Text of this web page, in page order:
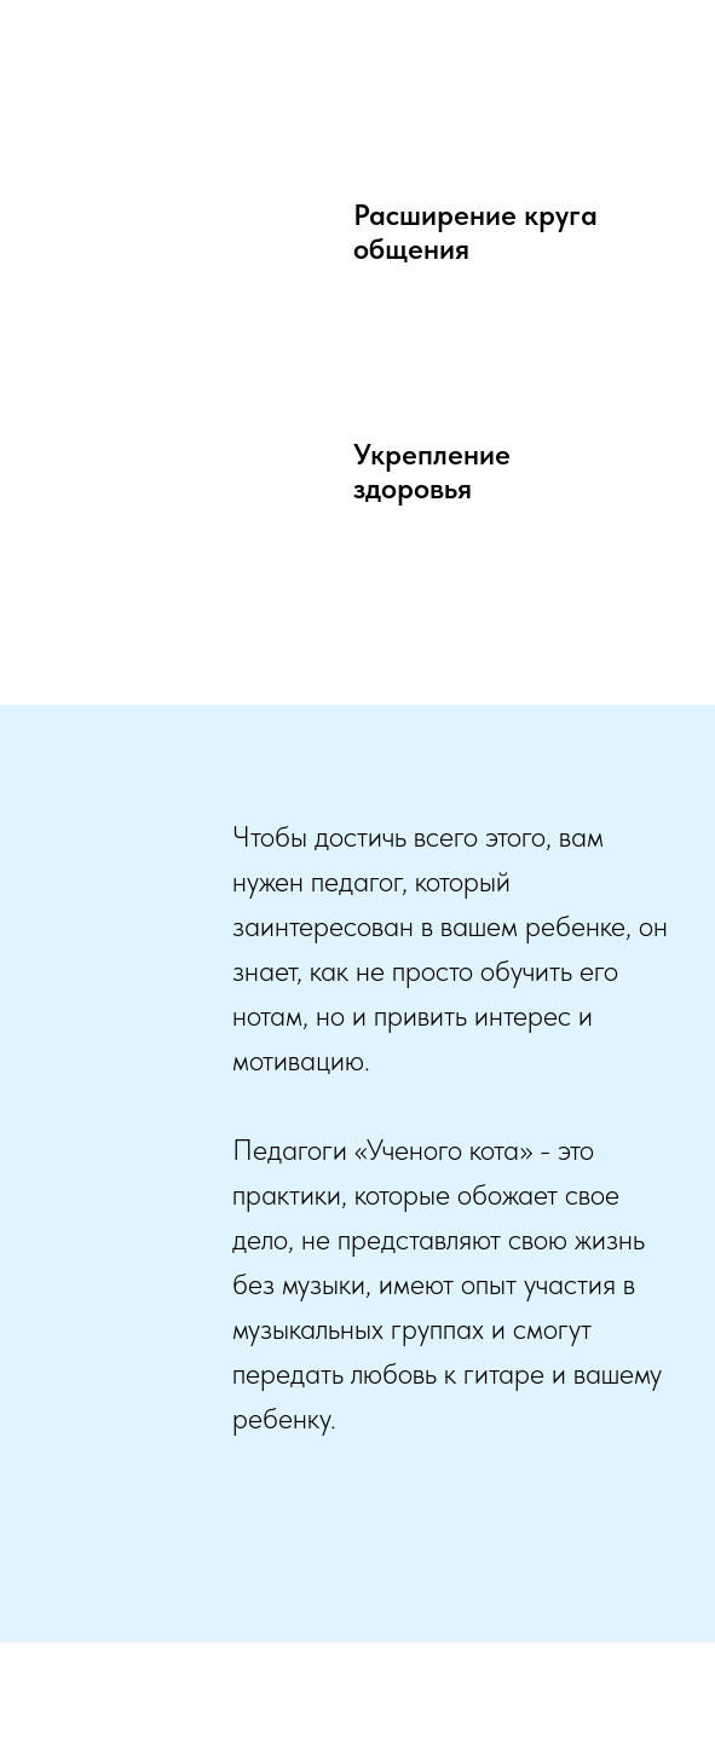
Расширение круга
общения
Укрепление
здоровья
Чтобы достичь всего этого, вам
нужен педагог, который
заинтересован в вашем ребенке, он
знает, как не просто обучить его
нотам, но и привить интерес и
мотивацию.
Педагоги «Ученого кота» - это
практики, которые обожает свое
дело, не представляют свою жизнь
без музыки, имеют опыт участия в
музыкальных группах и смогут
передать любовь к гитаре и вашему
ребенку.